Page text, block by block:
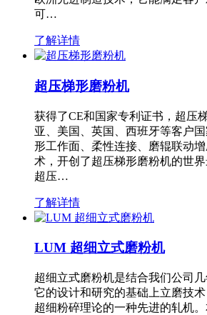
可…
了解详情
超压梯形磨粉机
获得了CE和国家专利证书，超压
亚、美国、英国、西班牙等客户
形工作面、柔性连接、磨辊联动
术，开创了超压梯形磨粉机的世
超压…
了解详情
LUM 超细立式磨粉机
超细立式磨粉机是结合我们公司几
它的设计和研究的基础上立磨技
超细粉碎理论的一种先进的轧机